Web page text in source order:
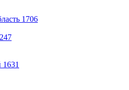
1706
247
1631